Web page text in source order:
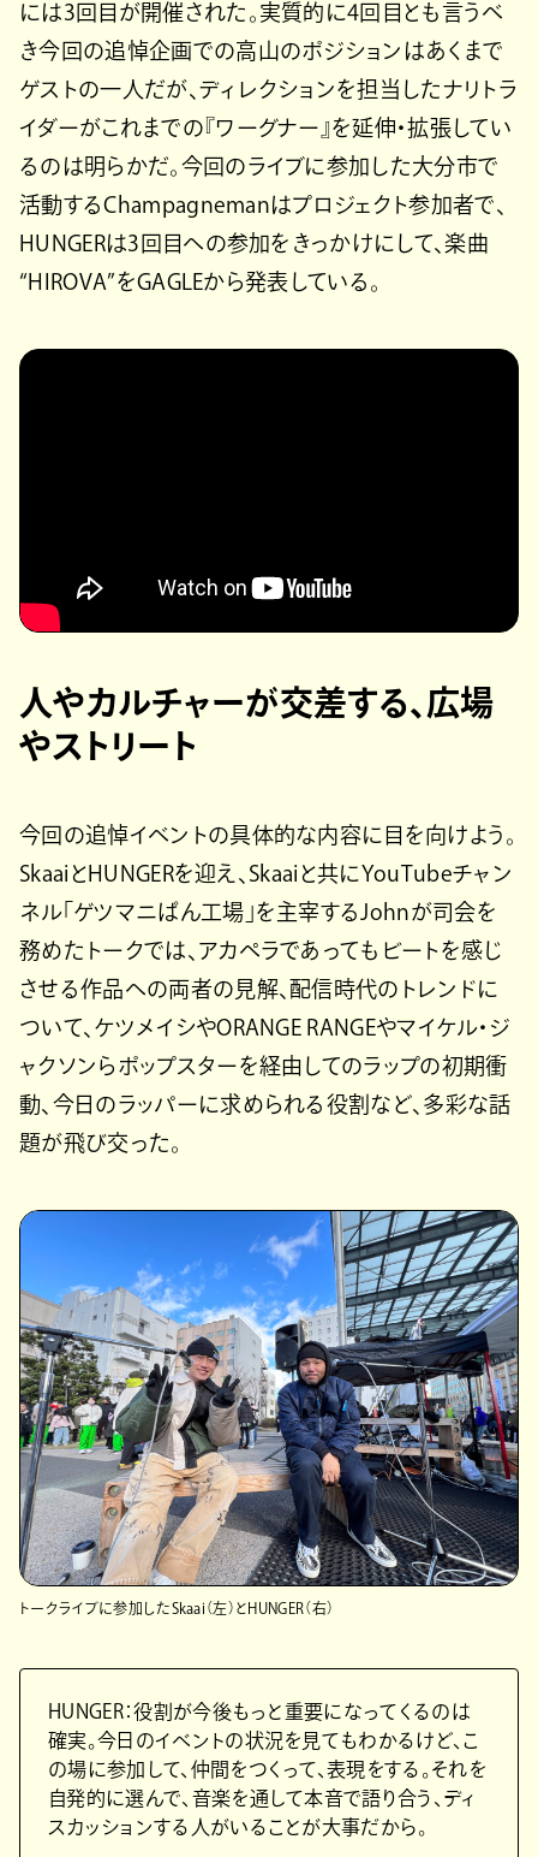
には3回目が開催された。実質的に4回目とも言うべ
き今回の追悼企画での高山のポジションはあくまで
ゲストの一人だが、ディレクションを担当したナリトラ
イダーがこれまでの『ワーグナー』を延伸・拡張してい
るのは明らかだ。今回のライブに参加した大分市で
活動するChampagnemanはプロジェクト参加者で、
HUNGERは3回目への参加をきっかけにして、楽曲
“HIROVA”をGAGLEから発表している。
人やカルチャーが交差する、広場
やストリート
今回の追悼イベントの具体的な内容に目を向けよう。
SkaaiとHUNGERを迎え、Skaaiと共にYouTubeチャン
ネル「ゲツマニぱん工場」を主宰するJohnが司会を
務めたトークでは、アカペラであってもビートを感じ
させる作品への両者の見解、配信時代のトレンドに
ついて、ケツメイシやORANGE RANGEやマイケル・ジ
ャクソンらポップスターを経由してのラップの初期衝
動、今日のラッパーに求められる役割など、多彩な話
題が飛び交った。
トークライブに参加したSkaai（左）とHUNGER（右）
HUNGER：役割が今後もっと重要になってくるのは
確実。今日のイベントの状況を見てもわかるけど、こ
の場に参加して、仲間をつくって、表現をする。それを
自発的に選んで、音楽を通して本音で語り合う、ディ
スカッションする人がいることが大事だから。